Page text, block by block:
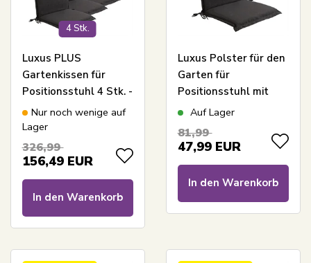
4 Stk.
Luxus PLUS
Gartenkissen für
Positionsstuhl 4 Stk. -
Dicker Schaumkern 7
cm - Anthrazitgraue
Gartenkissen für
Gartenstuhl mit extra
beständigem Bezug -
Kissen
Nur noch wenige auf
Lager
326,99
156,49 EUR
In den Warenkorb
Luxus Polster für den
Garten für
Positionsstuhl mit
hoher Rückenlehne –
Polster mit
Auf Lager
81,99
47,99 EUR
In den Warenkorb